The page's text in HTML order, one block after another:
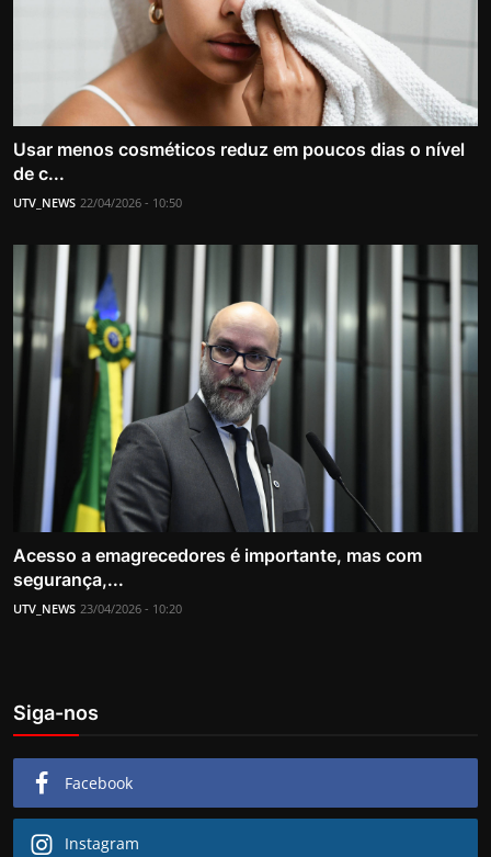
Usar menos cosméticos reduz em poucos dias o nível
de c...
UTV_NEWS 22/04/2026 - 10:50
Acesso a emagrecedores é importante, mas com
segurança,...
UTV_NEWS 23/04/2026 - 10:20
Siga-nos
Facebook
Instagram